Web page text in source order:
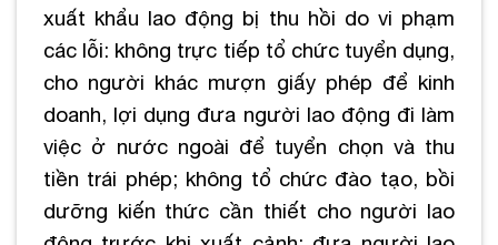
xuất khẩu lao động bị thu hồi do vi phạm
các lỗi: không trực tiếp tổ chức tuyển dụng,
cho người khác mượn giấy phép để kinh
doanh, lợi dụng đưa người lao động đi làm
việc ở nước ngoài để tuyển chọn và thu
tiền trái phép; không tổ chức đào tạo, bồi
dưỡng kiến thức cần thiết cho người lao